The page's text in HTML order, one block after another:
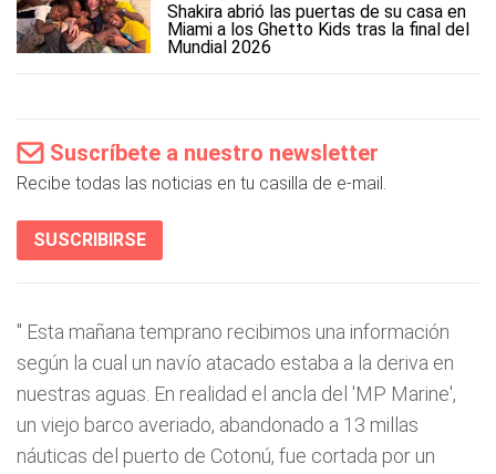
Shakira abrió las puertas de su casa en
Miami a los Ghetto Kids tras la final del
Mundial 2026
Suscríbete a nuestro newsletter
Recibe todas las noticias en tu casilla de e-mail.
SUSCRIBIRSE
" Esta mañana temprano recibimos una información
según la cual un navío atacado estaba a la deriva en
nuestras aguas. En realidad el ancla del 'MP Marine',
un viejo barco averiado, abandonado a 13 millas
náuticas del puerto de Cotonú, fue cortada por un